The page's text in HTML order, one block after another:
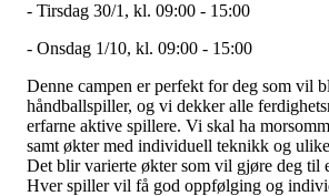
- Tirsdag 30/1, kl. 09:00 - 15:00
- Onsdag 1/10, kl. 09:00 - 15:00
Denne campen er perfekt for deg som vil
håndballspiller, og vi dekker alle
erfarne aktive spillere. Vi skal ha
samt økter med individuell teknikk og
Det blir varierte økter som vil gjøre deg til
Hver spiller vil få god oppfølging og